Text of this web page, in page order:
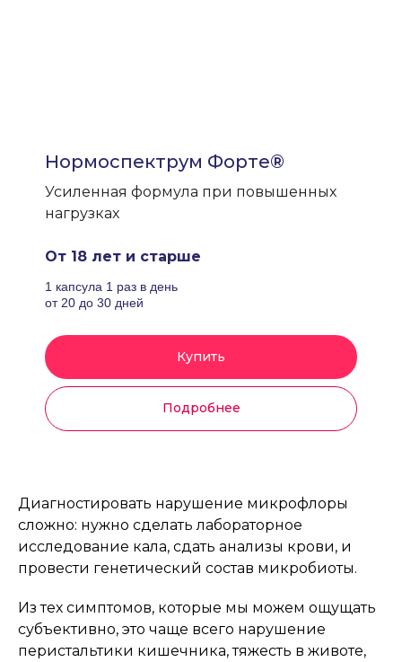
Нормоспектрум Форте®
Усиленная формула при повышенных
нагрузках
От 18 лет и старше
1 капсула 1 раз в день
от 20 до 30 дней
Купить
Подробнее
Диагностировать нарушение микрофлоры
сложно: нужно сделать лабораторное
исследование кала, сдать анализы крови, и
провести генетический состав микробиоты.
Из тех симптомов, которые мы можем ощущать
субъективно, это чаще всего нарушение
перистальтики кишечника, тяжесть в животе,